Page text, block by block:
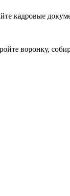
кадровые
воронку,